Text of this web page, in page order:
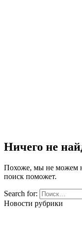
Ничего не
Похоже, мы не можем
поиск поможет.
Search for:
Новости рубрики